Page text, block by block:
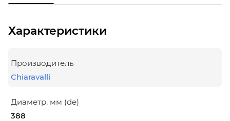
Характеристики
Производитель
Chiaravalli
Диаметр, мм (de)
388